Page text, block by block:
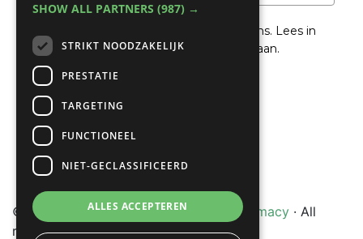
We gaan voorzichtig om met je gegevens. Lees in
het Privacybeleidhoe we hiermee om gaan.
Privacybeleid
Ik ga akkoord met het privacybeleid
Verzenden
© Copyright 2022 - 2026Unveiling Intimacy · All
rights reserved
SHOW ALL PARTNERS (987) →
STRIKT NOODZAKELIJK
PRESTATIE
TARGETING
FUNCTIONEEL
NIET-GECLASSIFICEERD
ALLES ACCEPTEREN